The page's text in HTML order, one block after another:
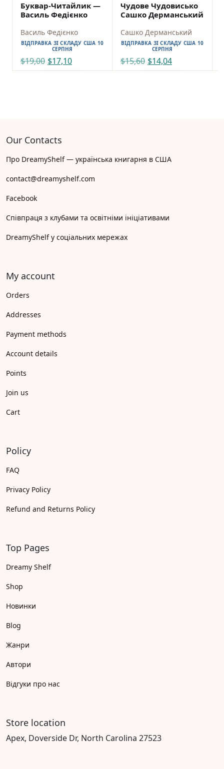
Буквар-Читайлик —
Василь Федієнко
Василь Федієнко
ВІДПРАВКА ЗІ СКЛАДУ США 10
СЕРПНЯ
$19,00 $17,10
Чудове Чудовисько
Сашко Дерманський
Сашко Дерманський
ВІДПРАВКА ЗІ СКЛАДУ США 10
СЕРПНЯ
$15,60 $14,04
Our Contacts
Про DreamyShelf — українська книгарня в США
contact@dreamyshelf.com
Facebook
Співпраця з клубами та освітніми ініціативами
DreamyShelf у соціальних мережах
My account
Orders
Addresses
Payment methods
Account details
Points
Join us
Cart
Policy
FAQ
Privacy Policy
Refund and Returns Policy
Top Pages
Dreamy Shelf
Shop
Новинки
Blog
Жанри
Автори
Відгуки про нас
Store location
Apex, Doverside Dr, North Carolina 27523